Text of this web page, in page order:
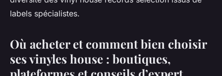
labels spécialistes.
Où acheter et comment bien choisir
ses vinyles house : boutiques,